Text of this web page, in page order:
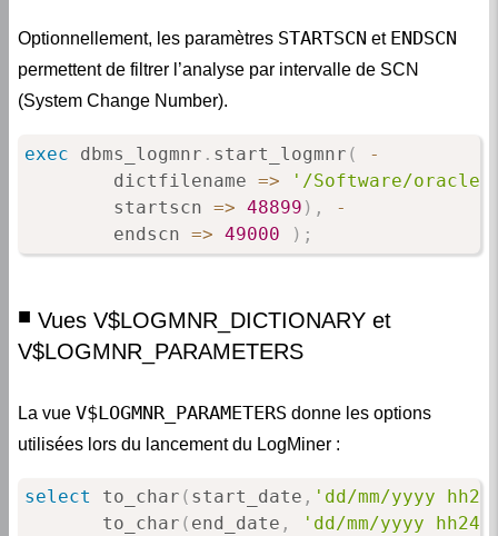
Optionnellement, les paramètres STARTSCN et ENDSCN
permettent de filtrer l’analyse par intervalle de SCN
(System Change Number).
exec dbms_logmnr . start_logmnr (
-
        dictfilename
=>
'/Software/oracle/
        startscn
=> 48899 ) ,
-
        endscn
=> 49000 ) ;
Vues V$LOGMNR_DICTIONARY et
V$LOGMNR_PARAMETERS
La vue V$LOGMNR_PARAMETERS donne les options
utilisées lors du lancement du LogMiner :
select to_char ( start_date , 'dd/mm/yyyy
       to_char
( end_date ,
'dd/mm/yyyy